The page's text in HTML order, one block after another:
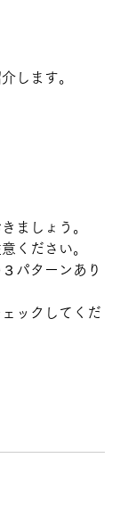
します。
ましょう。
ください。
パターンあり
ックしてくだ